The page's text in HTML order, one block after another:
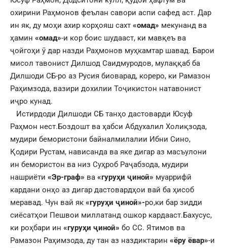
охирини Раҳмонов феълан савори аспи сафед аст. Дар
ин як, ду моҳи ахир корҳояш сахт «омад» мекунанд ва
ҳамин «омад»-и кор боис шудааст, ки мавқеъ ва
ҷойгоҳи ӯ дар назди Раҳмонов муҳкамтар шавад. Барои
мисол тавонист Дилшод Саидмуродов, мулаққаб ба
Дилшоди СБ-ро аз Русия биоварад, кореро, ки Рамазон
Раҳимзода, вазири дохилии Тоҷикистон натавонист
иҷро кунад.
Истирдоди Дилшоди СБ танҳо дастоварди Юсуф
Раҳмон нест.Боздошт ва ҳабси Абдухалил Холиқзода,
мудири бемористони байналмилалии Ибни Сино,
Қодири Рустам, нависанда ва яке дигар аз масъулони
ин бемористон ва низ Суҳроб Раҷабзода, мудири
нашриёти «Эр-граф» ва «гуруҳи ҷиноӣ» муаррифӣ
кардани онҳо аз дигар дастовардҳои вай ба ҳисоб
меравад. Чун вай як «гуруҳи ҷиноӣ»-ро,ки бар зидди
сиёсатҳои Пешвои миллатанд ошкор кардааст.Бахусус,
ки роҳбари ин «гуруҳи ҷиноӣ» бо СС. Ятимов ва
Рамазон Раҳимзода, ду тан аз наздиктарин «ёру ёвар»-и